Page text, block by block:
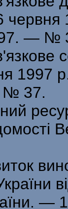
— №
1997
№ 37.